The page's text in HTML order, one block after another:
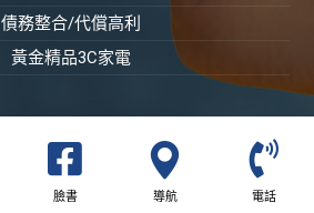
債務整合/代償高利
黃金精品3C家電
臉書 導航 電話